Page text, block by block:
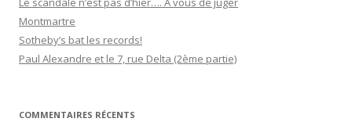
h
e
r
Montmartre
Sotheby’s bat les records!
Paul Alexandre et le 7, rue Delta (2ème partie)
COMMENTAIRES RÉCENTS